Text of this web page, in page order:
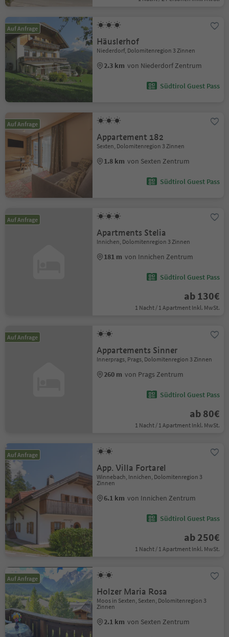
Auf Anfrage
Häuslerhof
Niederdorf, Dolomitenregion 3 Zinnen
2.3 km von Niederdorf Zentrum
Südtirol Guest Pass
Auf Anfrage
Appartement 182
Sexten, Dolomitenregion 3 Zinnen
1.8 km von Sexten Zentrum
Südtirol Guest Pass
Auf Anfrage
Apartments Stelia
Innichen, Dolomitenregion 3 Zinnen
181 m von Innichen Zentrum
Südtirol Guest Pass
ab 130€
1 Nacht / 1 Apartment Inkl. MwSt.
Auf Anfrage
Appartements Sinner
Innerprags, Prags, Dolomitenregion 3 Zinnen
260 m von Prags Zentrum
Südtirol Guest Pass
ab 80€
1 Nacht / 1 Apartment Inkl. MwSt.
Auf Anfrage
App. Villa Fortarel
Winnebach, Innichen, Dolomitenregion 3
Zinnen
6.1 km von Innichen Zentrum
Südtirol Guest Pass
ab 250€
1 Nacht / 1 Apartment Inkl. MwSt.
Auf Anfrage
Holzer Maria Rosa
Moos in Sexten, Sexten, Dolomitenregion 3
Zinnen
2.1 km von Sexten Zentrum